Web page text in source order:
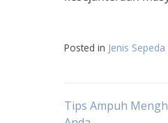
Posted in Jenis Sepeda
Post
Tips Ampuh